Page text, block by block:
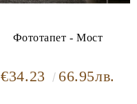
Фототапет - Мост
€34.23 66.95лв.